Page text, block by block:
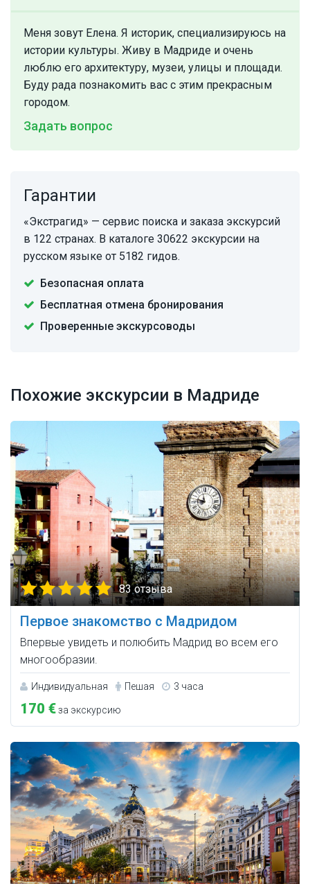
Меня зовут Елена. Я историк, специализируюсь на
истории культуры. Живу в Мадриде и очень
люблю его архитектуру, музеи, улицы и площади.
Буду рада познакомить вас с этим прекрасным
городом.
Задать вопрос
Гарантии
«Экстрагид» — сервис поиска и заказа экскурсий
в 122 странах. В каталоге 30622 экскурсии на
русском языке от 5182 гидов.
Безопасная оплата
Бесплатная отмена бронирования
Проверенные экскурсоводы
Похожие экскурсии в Мадриде
83 отзыва
Первое знакомство с Мадридом
Впервые увидеть и полюбить Мадрид во всем его
многообразии.
Индивидуальная Пешая 3 часа
170 €за экскурсию